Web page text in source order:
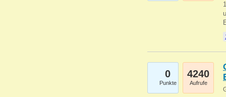
0
Punkte
4240
Aufrufe